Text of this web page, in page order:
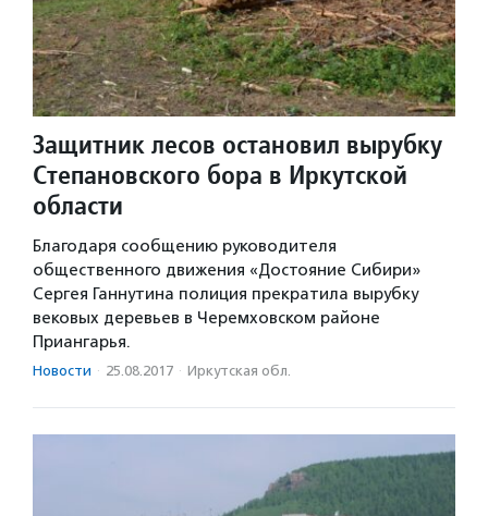
Защитник лесов остановил вырубку
Степановского бора в Иркутской
области
Благодаря сообщению руководителя
общественного движения «Достояние Сибири»
Сергея Ганнутина полиция прекратила вырубку
вековых деревьев в Черемховском районе
Приангарья.
Новости · 25.08.2017 · Иркутская обл.